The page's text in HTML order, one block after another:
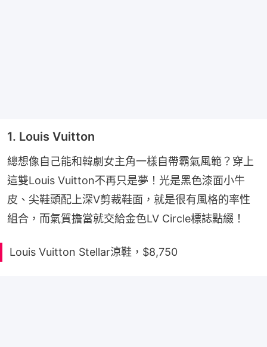
1. Louis Vuitton
總想像自己能和韓劇女主角一樣自帶霸氣風範？穿上
這雙Louis Vuitton不再只是夢！光是黑色漆面小牛
皮、尖鞋頭配上深V剪裁鞋面，就是很有風格的率性
組合，而氣質擔當就交給金色LV Circle標誌點綴！
Louis Vuitton Stellar涼鞋，$8,750